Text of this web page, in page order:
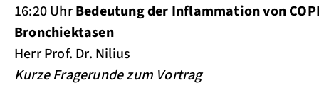
16:20 UhrBedeutung der Inflammation von
Bronchiektasen
Herr Prof. Dr. Nilius
Kurze Fragerunde zum Vortrag